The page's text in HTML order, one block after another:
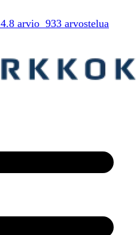
4.8 arvio 933 arvostelua